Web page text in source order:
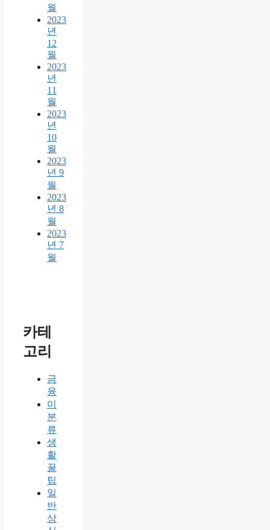
월
2023
년
12
월
2023
년
11
월
2023
년
10
월
2023
년 9
월
2023
년 8
월
2023
년 7
월
카테
고리
금
융
미
분
류
생
활
꿀
팁
일
반
상